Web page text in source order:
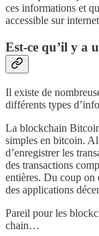
ces informations et
accessible sur
Est-ce qu’il y a
Il existe de
différents types
La blockchain
simples en bitcoin.
d’enregistrer les
des transactions
entières. Du coup on
des applications
Pareil pour les
chain…